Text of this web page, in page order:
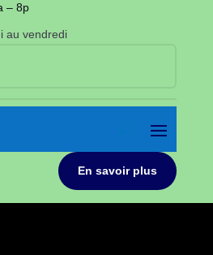
– 8p
au vendredi
En savoir plus